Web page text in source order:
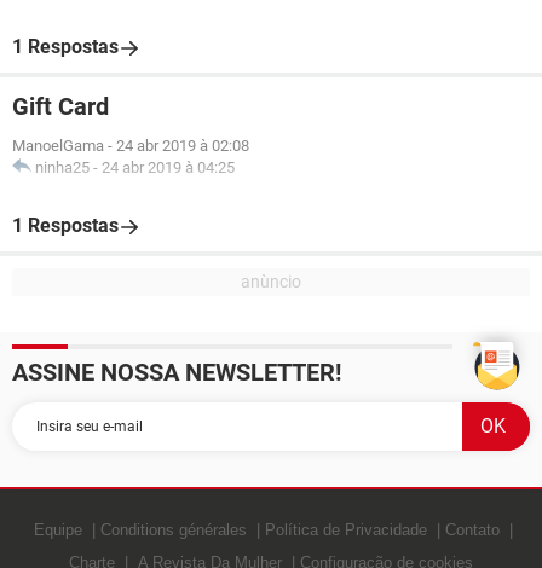
1 Respostas
Gift Card
ManoelGama - 24 abr 2019 à 02:08
ninha25 - 24 abr 2019 à 04:25
1 Respostas
ASSINE NOSSA NEWSLETTER!
Equipe Conditions générales Política de Privacidade
Contato
Charte
A Revista Da Mulher Configuração de cookies